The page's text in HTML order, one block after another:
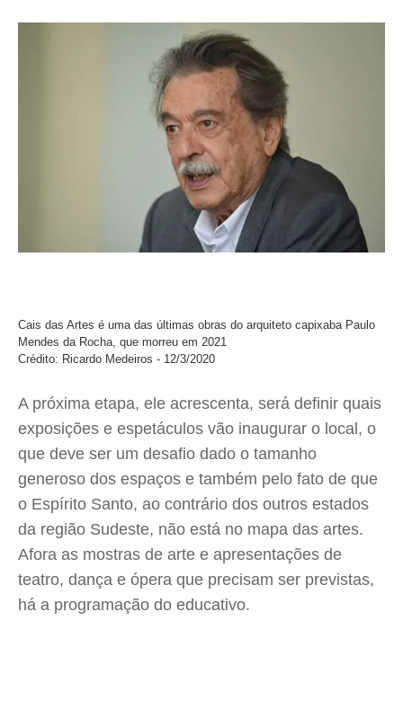
Cais das Artes é uma das últimas obras do arquiteto capixaba Paulo
Mendes da Rocha, que morreu em 2021
Crédito: Ricardo Medeiros - 12/3/2020
A próxima etapa, ele acrescenta, será definir quais
exposições e espetáculos vão inaugurar o local, o
que deve ser um desafio dado o tamanho
generoso dos espaços e também pelo fato de que
o Espírito Santo, ao contrário dos outros estados
da região Sudeste, não está no mapa das artes.
Afora as mostras de arte e apresentações de
teatro, dança e ópera que precisam ser previstas,
há a programação do educativo.